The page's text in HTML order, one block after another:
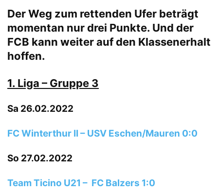
Der Weg zum rettenden Ufer beträgt
momentan nur drei Punkte. Und der
FCB kann weiter auf den Klassenerhalt
hoffen.
1. Liga – Gruppe 3
Sa 26.02.2022
FC Winterthur II – USV Eschen/Mauren 0:0
So 27.02.2022
Team Ticino U21 – FC Balzers 1:0